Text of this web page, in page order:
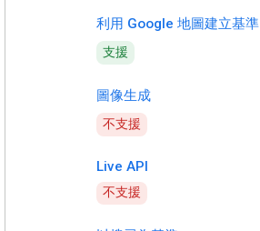
利用 Google 地圖建立基準
支援
圖像生成
不支援
Live API
不支援